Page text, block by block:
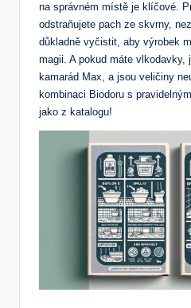
na správném místě je klíčové.
odstraňujete pach ze skvrny,
důkladně vyčistit, aby výrobek
magii. A pokud máte vlkodavky,
kamarád Max, a jsou veličiny
kombinaci Biodoru s
jako z katalogu!